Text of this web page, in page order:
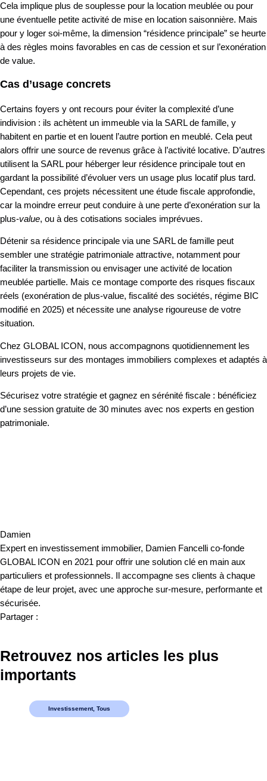
Cela implique plus de souplesse pour la location meublée ou pour
une éventuelle petite activité de mise en location saisonnière. Mais
pour y loger soi-même, la dimension “résidence principale” se heurte
à des règles moins favorables en cas de cession et sur l’exonération
de value.
Cas d’usage concrets
Certains foyers y ont recours pour éviter la complexité d’une
indivision : ils achètent un immeuble via la SARL de famille, y
habitent en partie et en louent l’autre portion en meublé. Cela peut
alors offrir une source de revenus grâce à l’activité locative. D’autres
utilisent la SARL pour héberger leur résidence principale tout en
gardant la possibilité d’évoluer vers un usage plus locatif plus tard.
Cependant, ces projets nécessitent une étude fiscale approfondie,
car la moindre erreur peut conduire à une perte d’exonération sur la
plus-value, ou à des cotisations sociales imprévues.
Détenir sa résidence principale via une SARL de famille peut
sembler une stratégie patrimoniale attractive, notamment pour
faciliter la transmission ou envisager une activité de location
meublée partielle. Mais ce montage comporte des risques fiscaux
réels (exonération de plus-value, fiscalité des sociétés, régime BIC
modifié en 2025) et nécessite une analyse rigoureuse de votre
situation.
Chez GLOBAL ICON, nous accompagnons quotidiennement les
investisseurs sur des montages immobiliers complexes et adaptés à
leurs projets de vie.
Sécurisez votre stratégie et gagnez en sérénité fiscale : bénéficiez
d’une session gratuite de 30 minutes avec nos experts en gestion
patrimoniale.
Damien
Expert en investissement immobilier, Damien Fancelli co-fonde
GLOBAL ICON en 2021 pour offrir une solution clé en main aux
particuliers et professionnels. Il accompagne ses clients à chaque
étape de leur projet, avec une approche sur-mesure, performante et
sécurisée.
Partager :
Retrouvez nos articles les plus
importants
Investissement,Tous